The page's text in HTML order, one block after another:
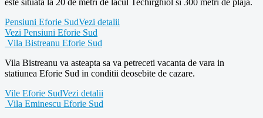
este situata la 20 de metri de lacul Techirghiol si 300 metri de plaja.
Pensiuni Eforie SudVezi detalii
Vezi Pensiuni Eforie Sud
Vila Bistreanu Eforie Sud
Vila Bistreanu va asteapta sa va petreceti vacanta de vara in
statiunea Eforie Sud in conditii deosebite de cazare.
Vile Eforie SudVezi detalii
Vila Eminescu Eforie Sud